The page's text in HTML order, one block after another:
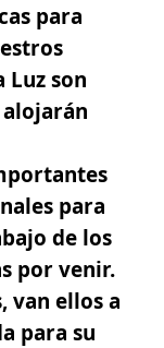
para
Luz son
alojarán
para
de los
por venir.
van ellos a
para su